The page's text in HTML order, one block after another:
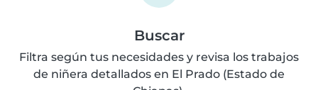
Buscar
Filtra según tus necesidades y revisa los trabajos
de niñera detallados en El Prado (Estado de